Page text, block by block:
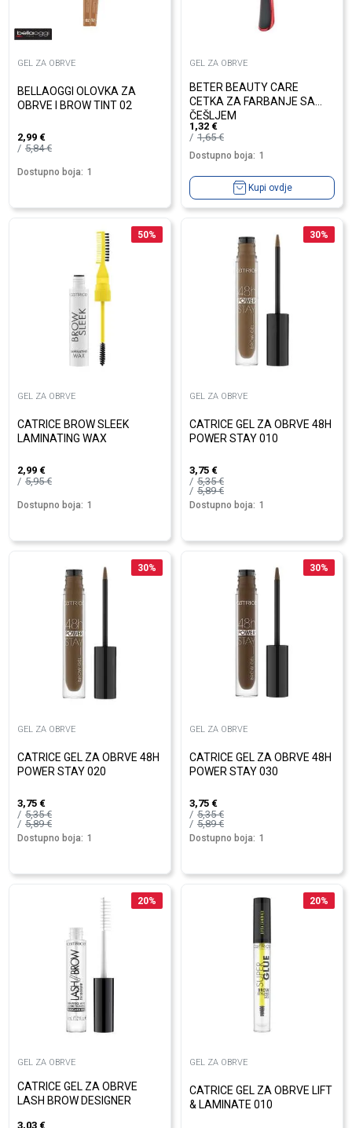
GEL ZA OBRVE
BELLAOGGI OLOVKA ZA
OBRVE I BROW TINT 02
2,99 €
5,84€
Dostupno boja: 1
GEL ZA OBRVE
BETER BEAUTY CARE
CETKA ZA FARBANJE SA
ČEŠLJEM
1,32 €
1,65€
Dostupno boja: 1
Kupi ovdje
50%
GEL ZA OBRVE
CATRICE BROW SLEEK
LAMINATING WAX
2,99 €
5,95€
Dostupno boja: 1
30%
GEL ZA OBRVE
CATRICE GEL ZA OBRVE 48H
POWER STAY 010
3,75 €
5,35€
5,89€
Dostupno boja: 1
30%
GEL ZA OBRVE
CATRICE GEL ZA OBRVE 48H
POWER STAY 020
3,75 €
5,35€
5,89€
Dostupno boja: 1
30%
GEL ZA OBRVE
CATRICE GEL ZA OBRVE 48H
POWER STAY 030
3,75 €
5,35€
5,89€
Dostupno boja: 1
20%
GEL ZA OBRVE
CATRICE GEL ZA OBRVE
LASH BROW DESIGNER
3,03 €
20%
GEL ZA OBRVE
CATRICE GEL ZA OBRVE LIFT
& LAMINATE 010